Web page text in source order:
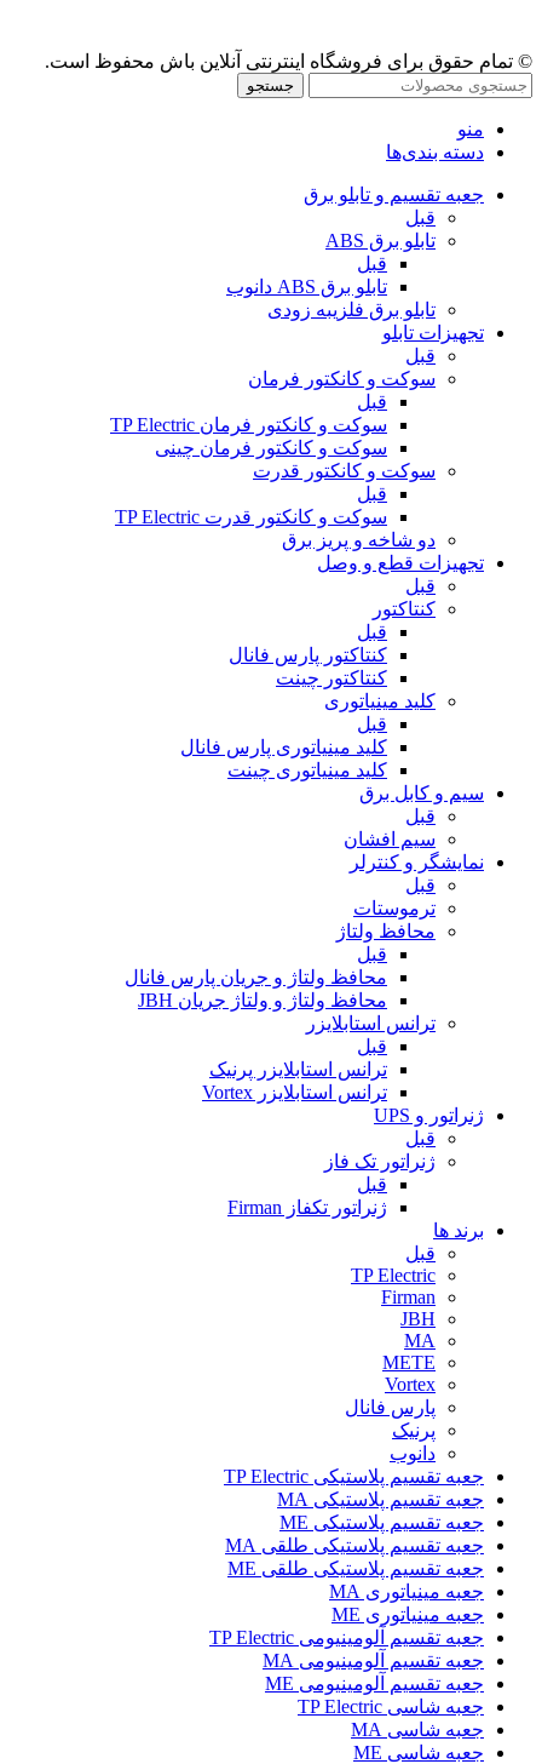
© تمام حقوق برای فروشگاه اینترنتی آنلاین باش محفوظ است.
جستجو
منو
دسته بندی‌ها
جعبه تقسیم و تابلو برق
قبل
تابلو برق ABS
قبل
تابلو برق ABS دانوب
تابلو برق فلزیبه زودی
تجهیزات تابلو
قبل
سوکت و کانکتور فرمان
قبل
سوکت و کانکتور فرمان TP Electric
سوکت و کانکتور فرمان چینی
سوکت و کانکتور قدرت
قبل
سوکت و کانکتور قدرت TP Electric
دو شاخه و پریز برق
تجهیزات قطع و وصل
قبل
کنتاکتور
قبل
کنتاکتور پارس فانال
کنتاکتور چینت
کلید مینیاتوری
قبل
کلید مینیاتوری پارس فانال
کلید مینیاتوری چینت
سیم و کابل برق
قبل
سیم افشان
نمایشگر و کنترلر
قبل
ترموستات
محافظ ولتاژ
قبل
محافظ ولتاژ و جریان پارس فانال
محافظ ولتاژ و ولتاژ جریان JBH
ترانس استابلایزر
قبل
ترانس استابلایزر پرنیک
ترانس استابلایزر Vortex
ژنراتور و UPS
قبل
ژنراتور تک فاز
قبل
ژنراتور تکفاز Firman
برند ها
قبل
TP Electric
Firman
JBH
MA
METE
Vortex
پارس فانال
پرنیک
دانوب
جعبه تقسیم پلاستیکی TP Electric
جعبه تقسیم پلاستیکی MA
جعبه تقسیم پلاستیکی ME
جعبه تقسیم پلاستیکی طلقی MA
جعبه تقسیم پلاستیکی طلقی ME
جعبه مینیاتوری MA
جعبه مینیاتوری ME
جعبه تقسیم آلومینیومی TP Electric
جعبه تقسیم آلومینیومی MA
جعبه تقسیم آلومینیومی ME
جعبه شاسی TP Electric
جعبه شاسی MA
جعبه شاسی ME